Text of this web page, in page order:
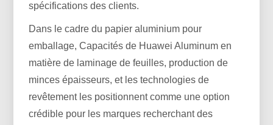
spécifications des clients.
Dans le cadre du papier aluminium pour
emballage, Capacités de Huawei Aluminum en
matière de laminage de feuilles, production de
minces épaisseurs, et les technologies de
revêtement les positionnent comme une option
crédible pour les marques recherchant des